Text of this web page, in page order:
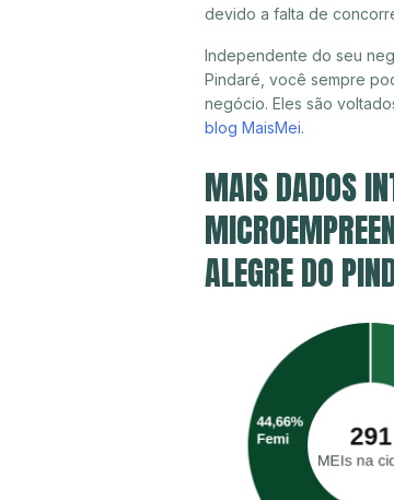
devido a falta de
Independente do seu
Pindaré, você sempre
negócio. Eles são
blog MaisMei.
MAIS DADOS
ALEGRE DO